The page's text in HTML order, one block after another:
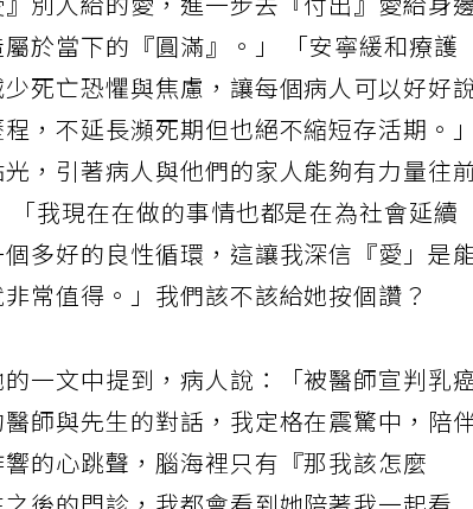
別人給的愛，進一步去『付出』愛給身
於當下的『圓滿』。」 「安寧緩和療護
死亡恐懼與焦慮，讓每個病人可以好好
，不延長瀕死期但也絕不縮短存活期。」
，引著病人與他們的家人能夠有力量往前
我現在在做的事情也都是在為社會延續
多好的良性循環，這讓我深信『愛」是
常值得。」我們該不該給她按個讚？
一文中提到，病人說：「被醫師宣判乳
師與先生的對話，我定格在震驚中，陪伴
的心跳聲，腦海裡只有『那我該怎麼